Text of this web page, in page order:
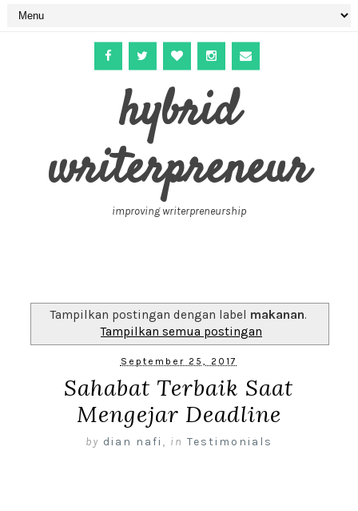
hybrid
writerpreneur
improving writerpreneurship
Tampilkan postingan dengan label makanan.
Tampilkan semua postingan
September 25, 2017
Sahabat Terbaik Saat
Mengejar Deadline
by dian nafi , in Testimonials